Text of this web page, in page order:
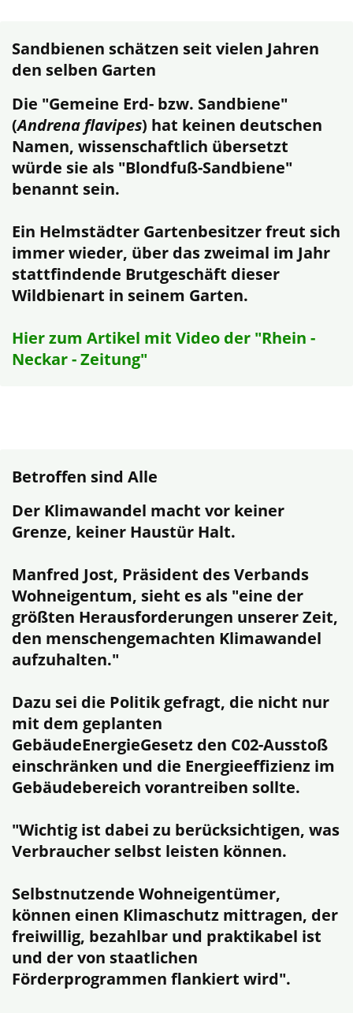
Sandbienen schätzen seit vielen Jahren
den selben Garten
Die "Gemeine Erd- bzw. Sandbiene"
(Andrena flavipes) hat keinen deutschen
Namen, wissenschaftlich übersetzt
würde sie als "Blondfuß-Sandbiene"
benannt sein.
Ein Helmstädter Gartenbesitzer freut sich
immer wieder, über das zweimal im Jahr
stattfindende Brutgeschäft dieser
Wildbienart in seinem Garten.
Hier zum Artikel mit Video der "Rhein -
Neckar - Zeitung"
Betroffen sind Alle
Der Klimawandel macht vor keiner
Grenze, keiner Haustür Halt.
Manfred Jost, Präsident des Verbands
Wohneigentum, sieht es als "eine der
größten Herausforderungen unserer Zeit,
den menschengemachten Klimawandel
aufzuhalten."
Dazu sei die Politik gefragt, die nicht nur
mit dem geplanten
GebäudeEnergieGesetz den C02-Ausstoß
einschränken und die Energieeffizienz im
Gebäudebereich vorantreiben sollte.
"Wichtig ist dabei zu berücksichtigen, was
Verbraucher selbst leisten können.
Selbstnutzende Wohneigentümer,
können einen Klimaschutz mittragen, der
freiwillig, bezahlbar und praktikabel ist
und der von staatlichen
Förderprogrammen flankiert wird".